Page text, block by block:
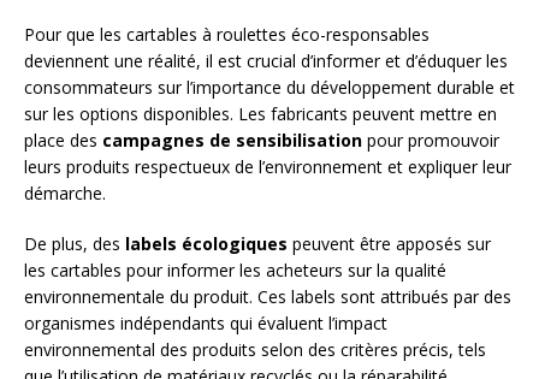
Pour que les cartables à roulettes éco-responsables
deviennent une réalité, il est crucial d’informer et d’éduquer les
consommateurs sur l’importance du développement durable et
sur les options disponibles. Les fabricants peuvent mettre en
place des campagnes de sensibilisation pour promouvoir
leurs produits respectueux de l’environnement et expliquer leur
démarche.
De plus, des labels écologiques peuvent être apposés sur
les cartables pour informer les acheteurs sur la qualité
environnementale du produit. Ces labels sont attribués par des
organismes indépendants qui évaluent l’impact
environnemental des produits selon des critères précis, tels